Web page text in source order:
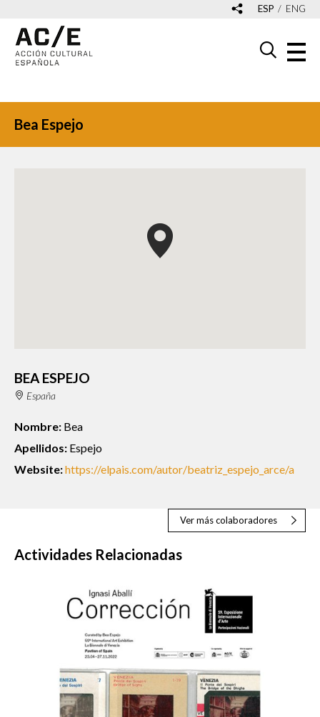
ESP ENG
Bea Espejo
BEA ESPEJO
España
Nombre: Bea
Apellidos: Espejo
Website:https://elpais.com/autor/beatriz_espejo_arce/a
Ver más colaboradores
Actividades Relacionadas